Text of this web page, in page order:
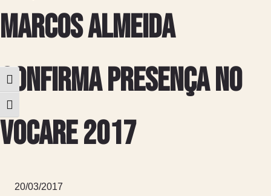
Alternar alto contraste
Alternar tamanho da fonte
Marcos Almeida
confirma presença no
Vocare 2017
20/03/2017